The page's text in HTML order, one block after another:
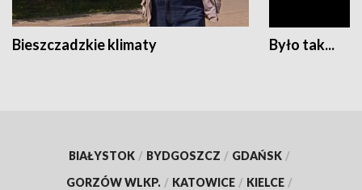
Bieszczadzkie klimaty Było tak...
BIAŁYSTOK / BYDGOSZCZ / GDAŃSK /
GORZÓW WLKP. / KATOWICE / KIELCE /